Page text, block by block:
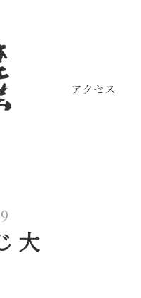
アクセス
大